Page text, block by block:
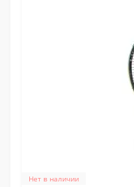
Нет в наличии